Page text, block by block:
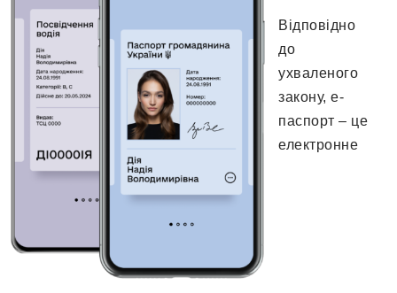
Відповідно
до
ухваленого
закону, е-
паспорт – це
електронне